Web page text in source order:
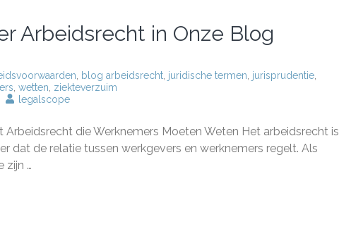
Arbeidsrecht in Onze Blog
blog arbeidsrecht juridische termen jurisprudentie
wetten ziekteverzuim
legalscope
die Werknemers Moeten Weten Het arbeidsrecht is
dat de relatie tussen werkgevers en werknemers regelt. Als
zijn …